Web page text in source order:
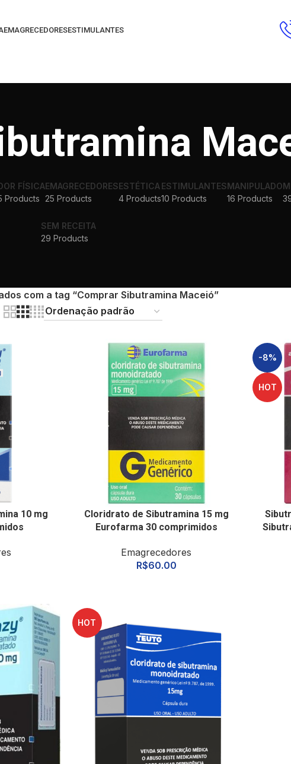
EMAGRECEDORESESTIMULANTES
FÍSICA
Products
EMAGRECEDORES
25 Products
ESTÉTICA
4 Products
ESTIMULANTES
10 Products
MANIPULADO
16 Products
SEM RECEITA
29 Products
com a tag “Comprar Sibutramina Maceió”
10 mg
Cloridrato de Sibutramina 15 mg
Eurofarma 30 comprimidos
Emagrecedores
R$60.00
-8%
HOT
HOT